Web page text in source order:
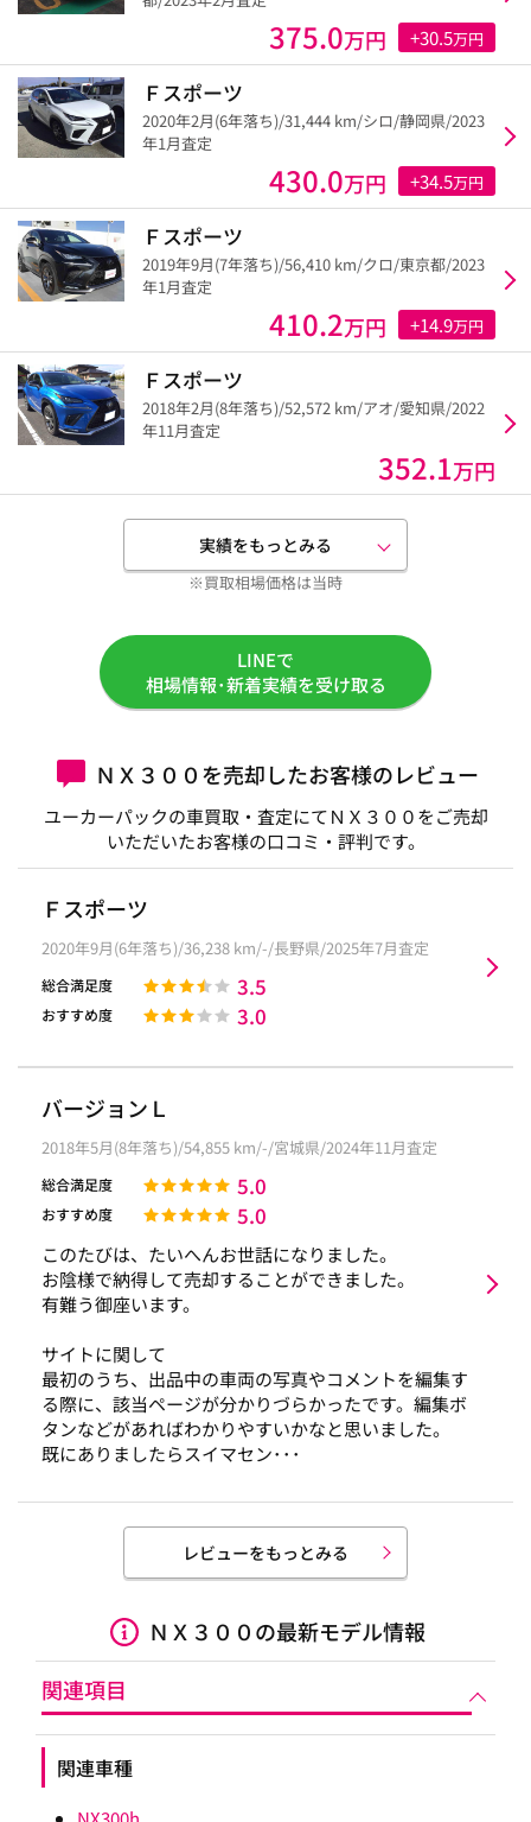
375.0万円 +30.5万円
Ｆスポーツ
2020年2月(6年落ち)/31,444 km/シロ/静岡県/2023
年1月査定
430.0万円 +34.5万円
Ｆスポーツ
2019年9月(7年落ち)/56,410 km/クロ/東京都/2023
年1月査定
410.2万円 +14.9万円
Ｆスポーツ
2018年2月(8年落ち)/52,572 km/アオ/愛知県/2022
年11月査定
352.1万円
実績をもっとみる
※買取相場価格は当時
LINEで
相場情報･新着実績を受け取る
ＮＸ３００を売却したお客様のレビュー
ユーカーパックの車買取・査定にてＮＸ３００をご売却
いただいたお客様の口コミ・評判です。
Ｆスポーツ
2020年9月(6年落ち)/36,238 km/-/長野県/2025年7月査定
総合満足度 3.5
おすすめ度 3.0
バージョンＬ
2018年5月(8年落ち)/54,855 km/-/宮城県/2024年11月査定
総合満足度 5.0
おすすめ度 5.0
このたびは、たいへんお世話になりました。
お陰様で納得して売却することができました。
有難う御座います。
サイトに関して
最初のうち、出品中の車両の写真やコメントを編集す
る際に、該当ページが分かりづらかったです。編集ボ
タンなどがあればわかりやすいかなと思いました。
既にありましたらスイマセン･･･
レビューをもっとみる
ＮＸ３００の最新モデル情報
関連項目
関連車種